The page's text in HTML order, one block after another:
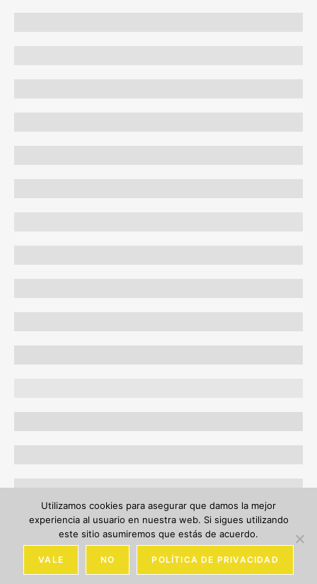
INICIO ESTUDIO PROYECTOS
CONTACTO
POLÍTICA DE PRIVACIDAD
Utilizamos cookies para asegurar que damos la mejor
experiencia al usuario en nuestra web. Si sigues utilizando
este sitio asumiremos que estás de acuerdo.
VALE NO POLÍTICA DE PRIVACIDAD